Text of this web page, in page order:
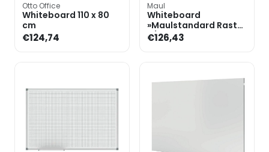
Otto Office
Whiteboard 110 x 80
cm
€124,74
Maul
Whiteboard
»Maulstandard Raster
2/2 cm 6465284«
kunststof gecoat , 90
€126,43